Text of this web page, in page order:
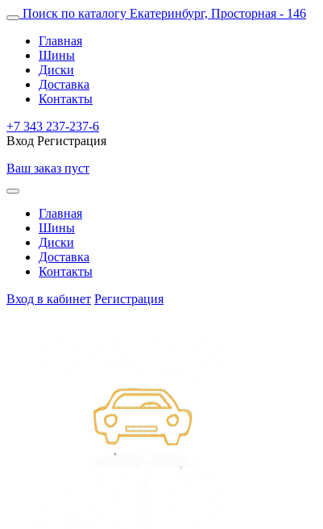
Поиск по каталогу Екатеринбург, Просторная - 146
Главная
Шины
Диски
Доставка
Контакты
+7 343 237-237-6
Вход Регистрация
Ваш заказ пуст
Главная
Шины
Диски
Доставка
Контакты
Вход в кабинет Регистрация